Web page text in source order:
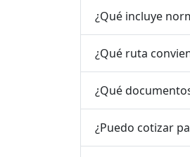
¿Qué incluye
¿Qué ruta
¿Qué
¿Puedo cotizar